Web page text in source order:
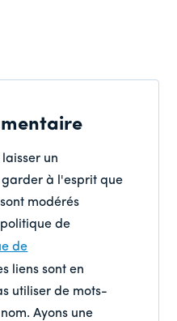
un
garder à l'esprit que
modérés
de
de
liens sont en
utiliser de mots-
Ayons une